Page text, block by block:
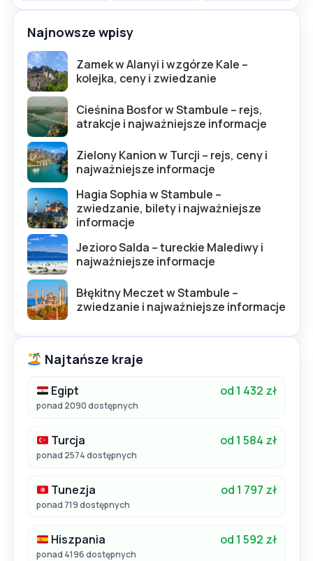
Najnowsze wpisy
Zamek w Alanyi i wzgórze Kale –
kolejka, ceny i zwiedzanie
Cieśnina Bosfor w Stambule – rejs,
atrakcje i najważniejsze informacje
Zielony Kanion w Turcji – rejs, ceny i
najważniejsze informacje
Hagia Sophia w Stambule –
zwiedzanie, bilety i najważniejsze
informacje
Jezioro Salda – tureckie Malediwy i
najważniejsze informacje
Błękitny Meczet w Stambule –
zwiedzanie i najważniejsze informacje
Najtańsze kraje
Egipt od 1 432 zł
ponad 2090 dostępnych
Turcja od 1 584 zł
ponad 2574 dostępnych
Tunezja od 1 797 zł
ponad 719 dostępnych
Hiszpania od 1 592 zł
ponad 4196 dostępnych